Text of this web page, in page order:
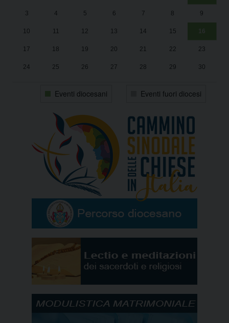
3 4 5 6 7 8 9
10 11 12 13 14 15 16
17 18 19 20 21 22 23
24 25 26 27 28 29 30
Eventi diocesani Eventi fuori diocesi